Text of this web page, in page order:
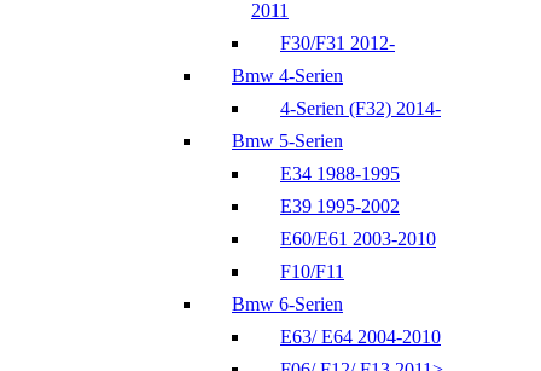
2011
F30/F31 2012-
Bmw 4-Serien
4-Serien (F32) 2014-
Bmw 5-Serien
E34 1988-1995
E39 1995-2002
E60/E61 2003-2010
F10/F11
Bmw 6-Serien
E63/ E64 2004-2010